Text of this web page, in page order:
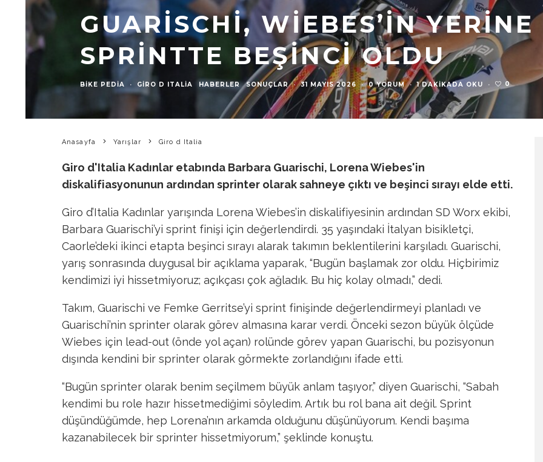
GUARISCHI, WIEBES’IN YERINE
SPRINTTE BEŞINCI OLDU
BIKE PEDIA · GIRO D ITALIA HABERLER SONUÇLAR · 31 MAYIS 2026 · 0 YORUM · 1 DAKIKADA OKU · 0
Anasayfa Yarışlar Giro d Italia
Giro d'Italia Kadınlar etabında Barbara Guarischi, Lorena Wiebes'in
diskalifiasyonunun ardından sprinter olarak sahneye çıktı ve beşinci sırayı elde etti.
Giro d’Italia Kadınlar yarışında Lorena Wiebes’in diskalifiyesinin ardından SD Worx ekibi,
Barbara Guarischi’yi sprint finişi için değerlendirdi. 35 yaşındaki İtalyan bisikletçi,
Caorle’deki ikinci etapta beşinci sırayı alarak takımın beklentilerini karşıladı. Guarischi,
yarış sonrasında duygusal bir açıklama yaparak, “Bugün başlamak zor oldu. Hiçbirimiz
kendimizi iyi hissetmiyoruz; açıkçası çok ağladık. Bu hiç kolay olmadı,” dedi.
Takım, Guarischi ve Femke Gerritse’yi sprint finişinde değerlendirmeyi planladı ve
Guarischi’nin sprinter olarak görev almasına karar verdi. Önceki sezon büyük ölçüde
Wiebes için lead-out (önde yol açan) rolünde görev yapan Guarischi, bu pozisyonun
dışında kendini bir sprinter olarak görmekte zorlandığını ifade etti.
“Bugün sprinter olarak benim seçilmem büyük anlam taşıyor,” diyen Guarischi, “Sabah
kendimi bu role hazır hissetmediğimi söyledim. Artık bu rol bana ait değil. Sprint
düşündüğümde, hep Lorena’nın arkamda olduğunu düşünüyorum. Kendi başıma
kazanabilecek bir sprinter hissetmiyorum,” şeklinde konuştu.